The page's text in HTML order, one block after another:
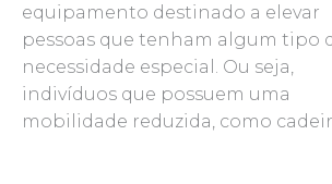
equipamento destinado a elevar
pessoas que tenham algum tipo
necessidade especial. Ou seja,
indivíduos que possuem uma
mobilidade reduzida, como